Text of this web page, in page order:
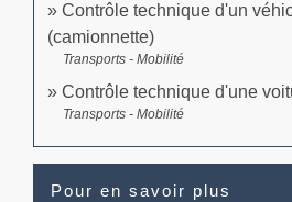
Contrôle technique d'un
(camionnette)
Transports - Mobilité
Contrôle technique d'une
Transports - Mobilité
Pour en savoir plus